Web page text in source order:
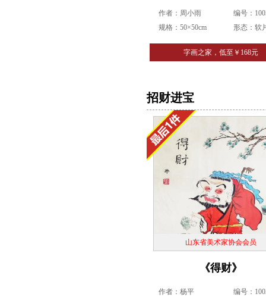
作者：周小雨
规格：50×50cm
编号：
形态：软
字画之家，低至￥168元
招财进宝
山东省美术家协会会员
《得财》
作者：杨平 编号：